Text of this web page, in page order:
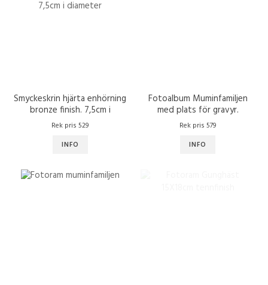
Smyckeskrin hjärta enhörning
bronze finish. 7,5cm i
diameter
Rek pris 529
INFO
Fotoalbum Muminfamiljen
med plats för gravyr.
Rek pris 579
INFO